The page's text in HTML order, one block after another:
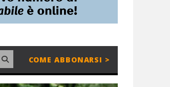
COME ABBONARSI >